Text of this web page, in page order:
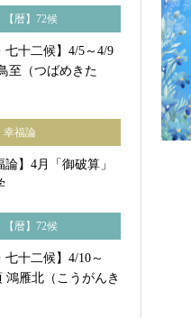
【暦】72候
七十二候】4/5～4/9
至（つばめきた
幸福論
論】4月「御破算」
【暦】72候
七十二候】4/10～
鴻雁北（こうがんき